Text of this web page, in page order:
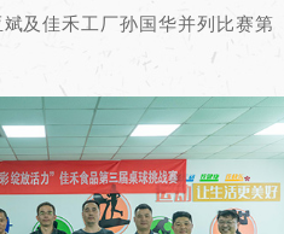
及佳禾工厂孙国华并列比赛第